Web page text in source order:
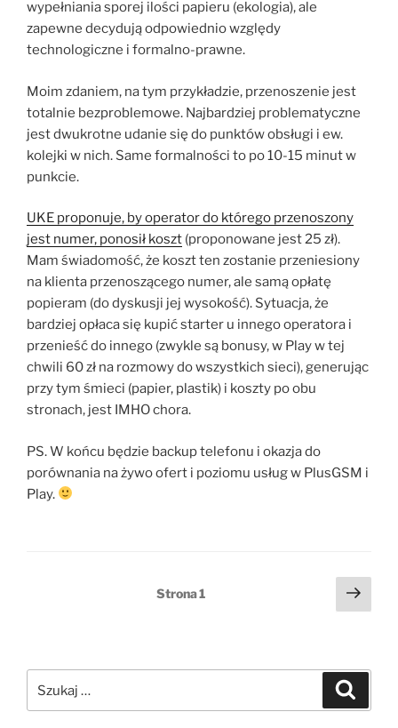
wypełniania sporej ilości papieru (ekologia), ale
zapewne decydują odpowiednio względy
technologiczne i formalno-prawne.
Moim zdaniem, na tym przykładzie, przenoszenie jest
totalnie bezproblemowe. Najbardziej problematyczne
jest dwukrotne udanie się do punktów obsługi i ew.
kolejki w nich. Same formalności to po 10-15 minut w
punkcie.
UKE proponuje, by operator do którego przenoszony
jest numer, ponosił koszt (proponowane jest 25 zł).
Mam świadomość, że koszt ten zostanie przeniesiony
na klienta przenoszącego numer, ale samą opłatę
popieram (do dyskusji jej wysokość). Sytuacja, że
bardziej opłaca się kupić starter u innego operatora i
przenieść do innego (zwykle są bonusy, w Play w tej
chwili 60 zł na rozmowy do wszystkich sieci), generując
przy tym śmieci (papier, plastik) i koszty po obu
stronach, jest IMHO chora.
PS. W końcu będzie backup telefonu i okazja do
porównania na żywo ofert i poziomu usług w PlusGSM i
Play.
Strona1